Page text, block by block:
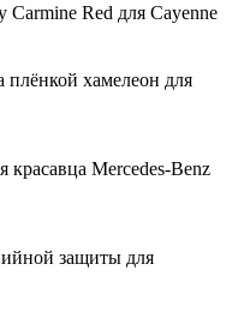
Carmine Red для Cayenne
плёнкой хамелеон для
Mercedes-Benz
защиты для